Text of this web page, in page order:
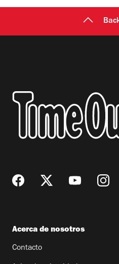
Acerca de nosotros
Contacto